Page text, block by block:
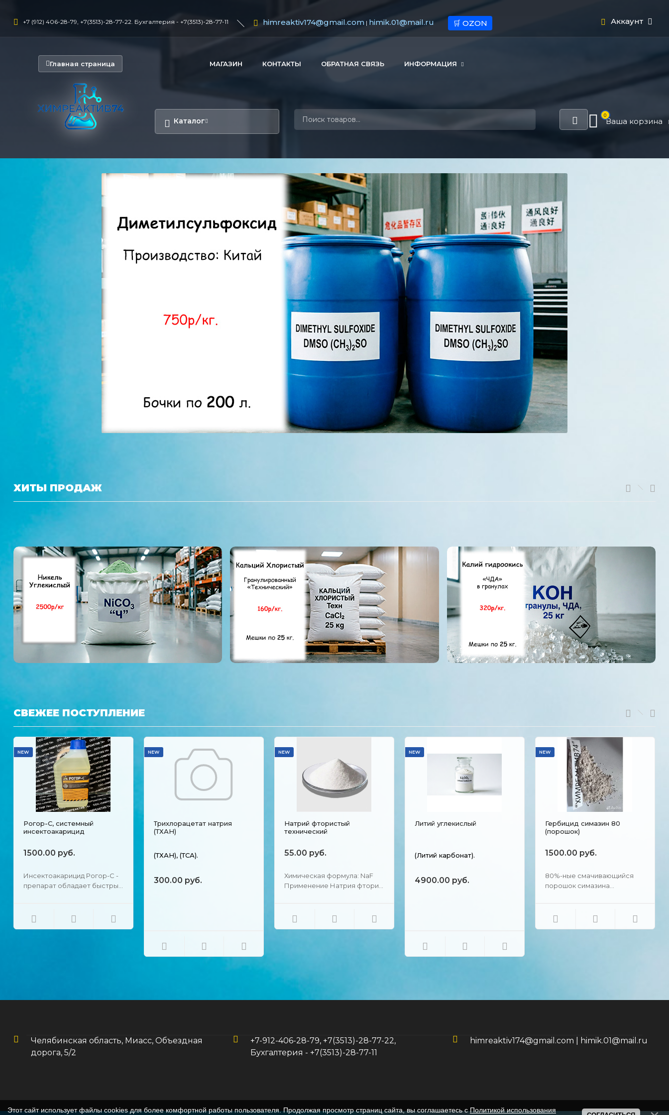
+7 (912) 406-28-79, +7(3513)-28-77-22. Бухгалтерия - +7(3513)-28-77-11 himreaktiv174@gmail.com| himik.01@mail.ru 🛒 OZON Аккаунт
МАГАЗИН КОНТАКТЫ ОБРАТНАЯ СВЯЗЬ ИНФОРМАЦИЯ
Главная страница
Каталог
0
Ваша корзина
ХИТЫ ПРОДАЖ
СВЕЖЕЕ ПОСТУПЛЕНИЕ
NEW
Рогор-С, системный
инсектоакарицид
1500.00 руб.
Инсектоакарицид Рогор-С -
препарат обладает быстрым
системным действием на
NEW
Трихлорацетат натрия
(ТХАН)
(ТХАН), (ТСА).
300.00 руб.
NEW
Натрий фтористый
технический
55.00 руб.
Химическая формула: NaF
Применение Натрия фторид
алитирования металлов,
NEW
Литий углекислый
(Литий карбонат).
4900.00 руб.
NEW
Гербицид симазин 80
(порошок)
1500.00 руб.
80%-ные смачивающийся
порошок симазина
суспензий для борьбы с
Челябинская область, Миасс, Объездная
дорога, 5/2
+7-912-406-28-79, +7(3513)-28-77-22,
Бухгалтерия - +7(3513)-28-77-11
himreaktiv174@gmail.com himik.01@mail.ru
Этот сайт использует файлы cookies для более комфортной работы пользователя. Продолжая просмотр страниц сайта, вы соглашаетесь сПолитикой использования